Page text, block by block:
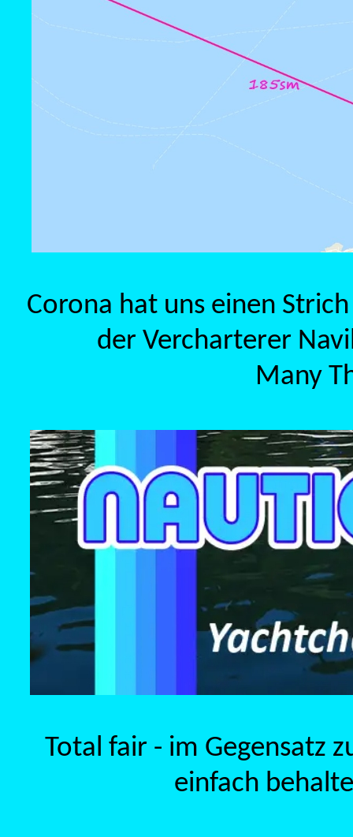
Corona hat uns einen
der Vercharterer
Many
Total fair - im Gegensatz
einfach